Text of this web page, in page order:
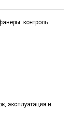
контроль
эксплуатация и